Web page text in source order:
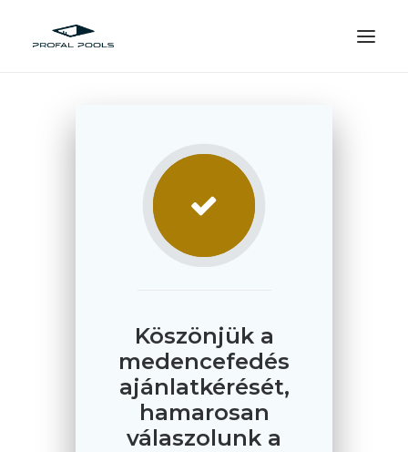
Köszönjük a
medencefedés
ajánlatkérését,
hamarosan
válaszolunk a